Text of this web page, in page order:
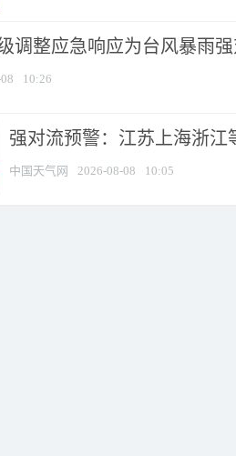
调整应急响应为台风暴雨
10:26
强对流预警：江苏上海浙江
中国天气网 2026-08-08 10:05